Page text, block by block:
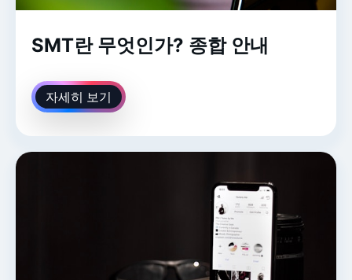
SMT란 무엇인가? 종합 안내
자세히 보기